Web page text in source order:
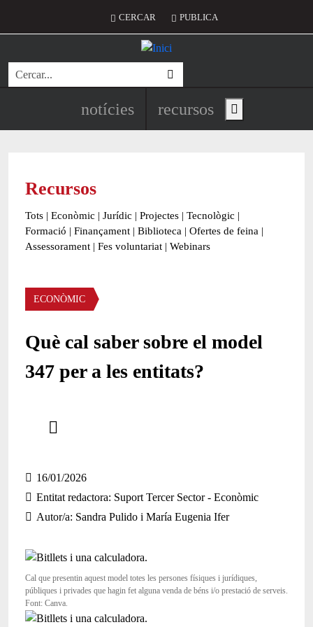
Menú del compte d'usuari
CERCAR PUBLICA
Cerca
Navegació principal de
notícies recursos Show main menu
Recursos
Tots | Econòmic | Jurídic | Projectes | Tecnològic |
Formació | Finançament | Biblioteca | Ofertes de feina |
Assessorament | Fes voluntariat | Webinars
Àmbit
ECONÒMIC
Què cal saber sobre el model
347 per a les entitats?
16/01/2026
Entitat redactora Suport Tercer Sector - Econòmic
Autor/a Sandra Pulido i María Eugenia Ifer
Cal que presentin aquest model totes les persones físiques i jurídiques,
públiques i privades que hagin fet alguna venda de béns i/o prestació de serveis.
Font: Canva.